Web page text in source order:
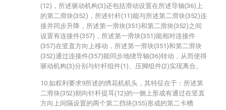
(12)，所述驱动机构(3)还包括滑动设置在所述导轴(36)上
的第二滑块(352)，所述针杆(11)能与所述第二滑块(352)连
接并同步升降，所述第一滑块(351)和第二滑块(352)之间
设置有连接件(357)，所述第一滑块(351)能相对连接件
(357)在竖直方向上移动，所述第一滑块(351)和第二滑块
(352)通过连接件(357)能同步地绕导轴(36)转动，从而使得
驱动机构(3)分别与针杆组件(1)、压脚组件(2)实现离合。
10.如权利要求9所述的绣花机机头，其特征在于：所述第
二滑块(352)朝向针杆提耳(12)的一侧上形成有通过在竖直
方向上间隔设置的两个第二挡块(355)形成的第二卡槽